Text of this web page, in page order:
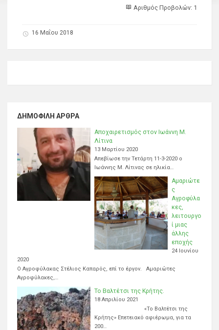
Αριθμός Προβολών: 1
16 Μαΐου 2018
ΔΗΜΟΦΙΛΉ ΆΡΘΡΑ
Αποχαιρετισμός στον Ιωάννη Μ.
Λίτινα
13 Μαρτίου 2020
Απεβίωσε την Τετάρτη 11-3-2020 ο
Ιωάννης Μ. Λίτινας σε ηλικία…
Αμαριώτε
ς
Αγροφύλα
κες,
λειτουργο
ί μιας
άλλης
εποχής
24 Ιουνίου
2020
Ο Αγροφύλακας Στέλιος Καπαρός, επί το έργον. Αμαριώτες
Αγροφύλακες,…
Το Βαλτέτσι της Κρήτης.
18 Απριλίου 2021
«Το Βαλτέτσι της
Κρήτης» Επετειακό αφιέρωμα, για τα
200…